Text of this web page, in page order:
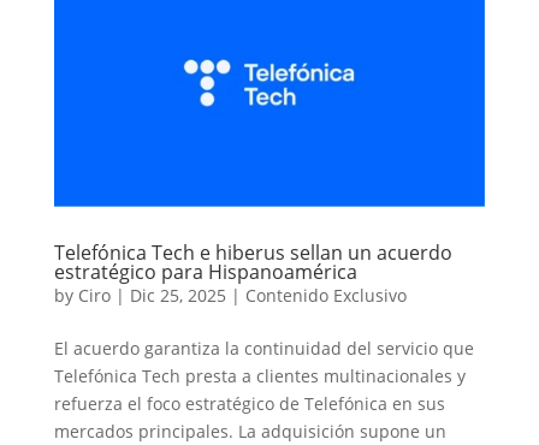
Telefónica Tech e hiberus sellan un acuerdo
estratégico para Hispanoamérica
by Ciro| Dic 25, 2025 | Contenido Exclusivo
El acuerdo garantiza la continuidad del servicio que
Telefónica Tech presta a clientes multinacionales y
refuerza el foco estratégico de Telefónica en sus
mercados principales. La adquisición supone un